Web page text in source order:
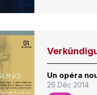
Un opéra
26 Déc 2014